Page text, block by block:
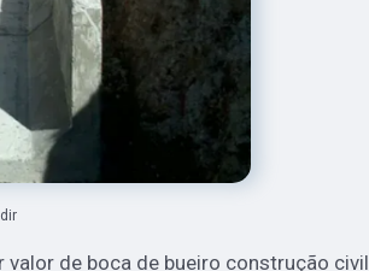
valor de boca de bueiro construção civil